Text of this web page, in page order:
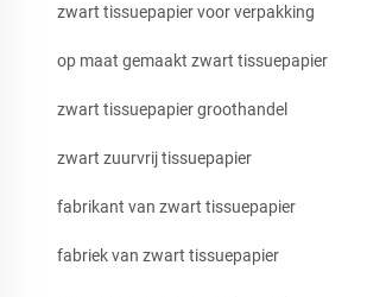
zwart tissuepapier voor verpakking
op maat gemaakt zwart tissuepapier
zwart tissuepapier groothandel
zwart zuurvrij tissuepapier
fabrikant van zwart tissuepapier
fabriek van zwart tissuepapier